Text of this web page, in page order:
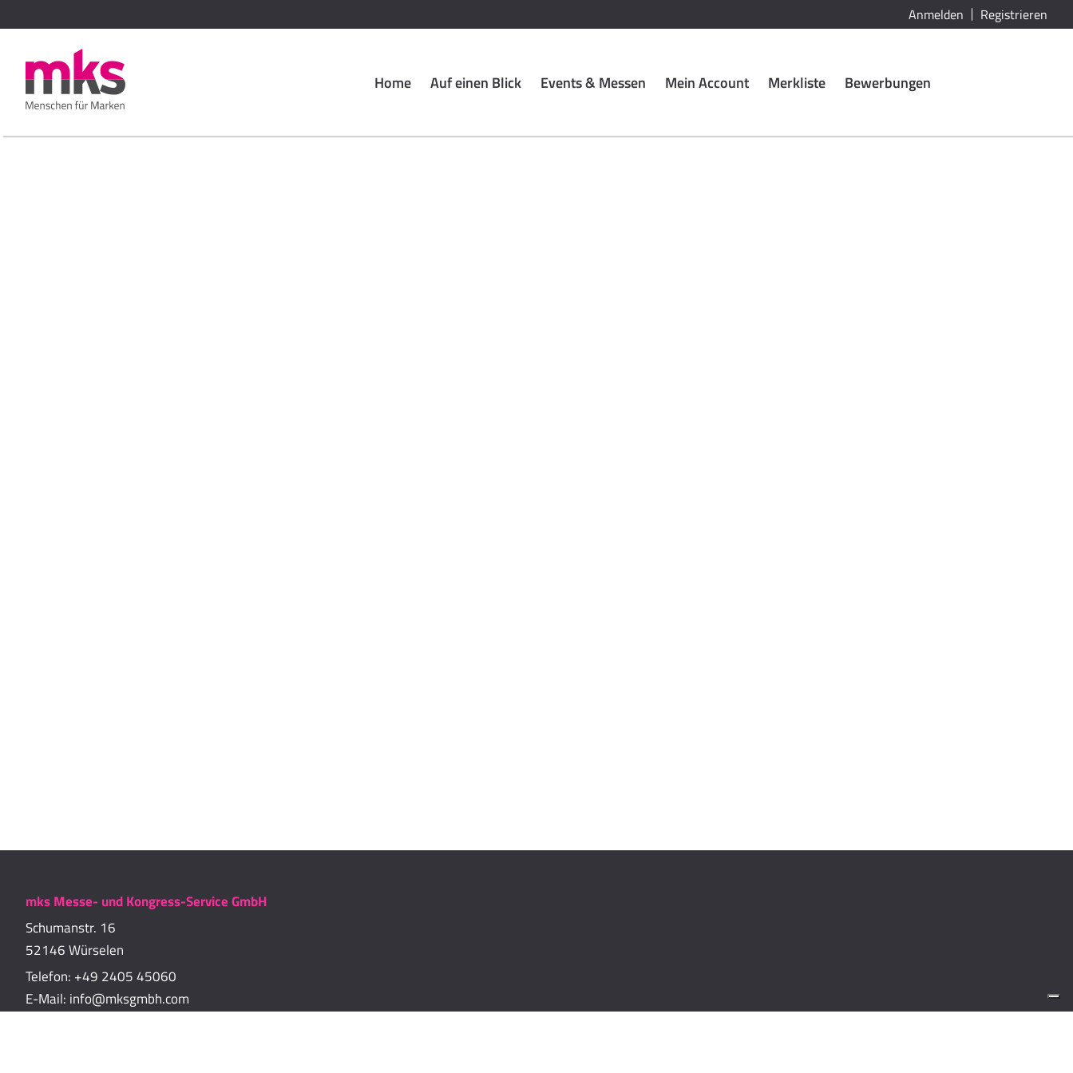
Anmelden Registrieren
Home Auf einen Blick Events & Messen Mein Account Merkliste Bewerbungen
mks Messe- und Kongress-Service GmbH
Schumanstr. 16
52146 Würselen
Telefon: +49 2405 45060
E-Mail: info@mksgmbh.com